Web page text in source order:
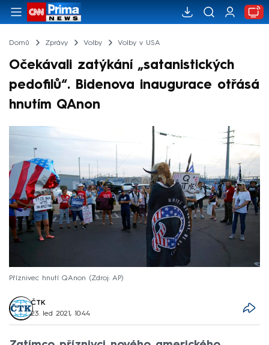
Domů Zprávy Volby Volby v USA
Očekávali zatýkání „satanistických
pedofilů“. Bidenova inaugurace otřásá
hnutím QAnon
Příznivec hnutí QAnon Zdroj: AP
ČTK
23. led 2021, 10:44